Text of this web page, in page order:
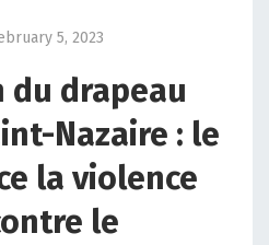
5, 2023
drapeau
Nazaire : le
la violence
le